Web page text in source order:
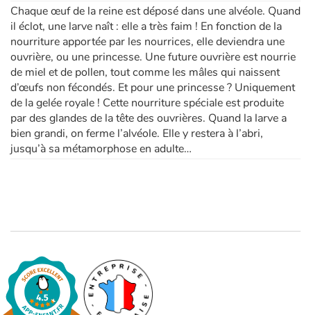
Chaque œuf de la reine est déposé dans une alvéole. Quand
il éclot, une larve naît : elle a très faim ! En fonction de la
nourriture apportée par les nourrices, elle deviendra une
ouvrière, ou une princesse. Une future ouvrière est nourrie
de miel et de pollen, tout comme les mâles qui naissent
d’œufs non fécondés. Et pour une princesse ? Uniquement
de la gelée royale ! Cette nourriture spéciale est produite
par des glandes de la tête des ouvrières. Quand la larve a
bien grandi, on ferme l’alvéole. Elle y restera à l’abri,
jusqu’à sa métamorphose en adulte…